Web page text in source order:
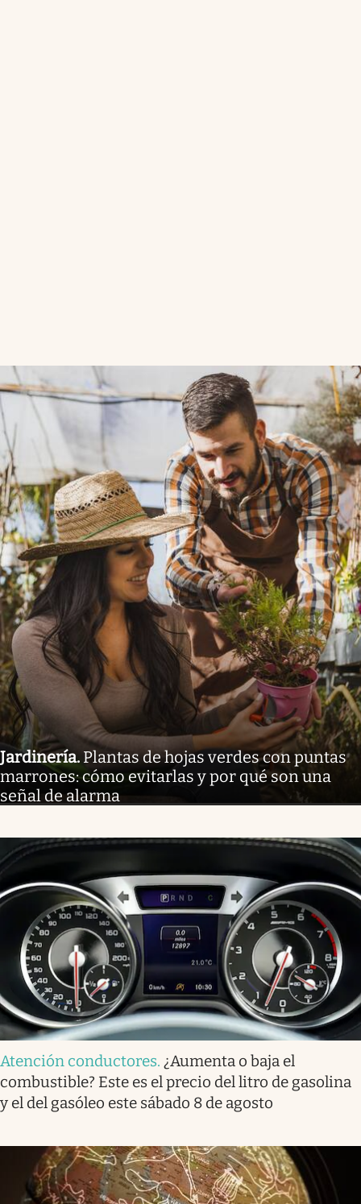
Jardinería. Plantas de hojas verdes con puntas
marrones: cómo evitarlas y por qué son una
señal de alarma
Atención conductores. ¿Aumenta o baja el
combustible? Este es el precio del litro de gasolina
y el del gasóleo este sábado 8 de agosto